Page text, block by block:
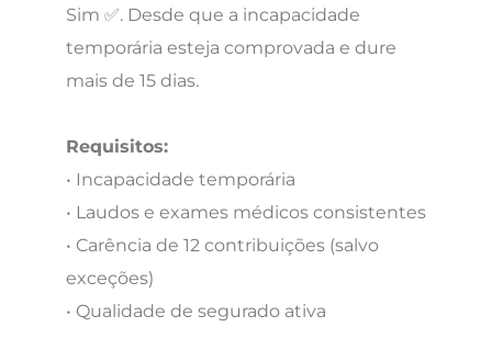
Sim ✅. Desde que a incapacidade
temporária esteja comprovada e dure
mais de 15 dias.
Requisitos:
• Incapacidade temporária
• Laudos e exames médicos consistentes
• Carência de 12 contribuições (salvo
exceções)
• Qualidade de segurado ativa